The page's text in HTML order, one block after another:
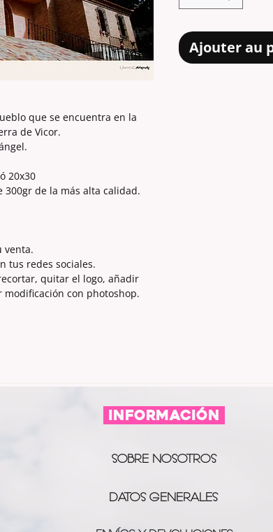
que se encuentra en la
de Vicor.
20x30
de la más alta calidad.
venta.
tus redes sociales.
quitar el logo, añadir
con photoshop.
Ajouter au
información
SOBRE NOSOTROS
DATOS GENERALES